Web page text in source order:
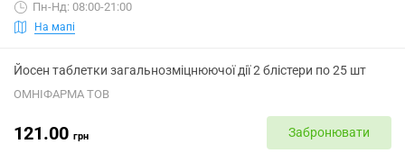
Пн-Нд: 08:00-21:00
На мапі
Йосен таблетки загальнозміцнюючої дії 2 блістери по 25 шт
ОМНІФАРМА ТОВ
121.00 грн Забронювати